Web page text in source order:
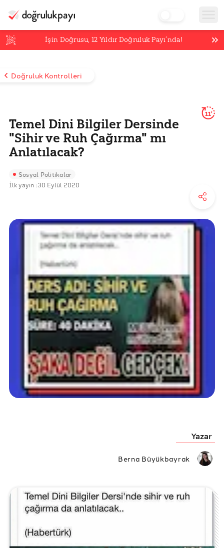
İşin Doğrusu,12 Yıldır Doğruluk Payı’nda!
Doğruluk Kontrolleri
Temel Dini Bilgiler Dersinde
"Sihir ve Ruh Çağırma" mı
Anlatılacak?
11'
Sosyal Politikalar
İlk yayın :30 Eylül 2020
Yazar
Berna Büyükbayrak